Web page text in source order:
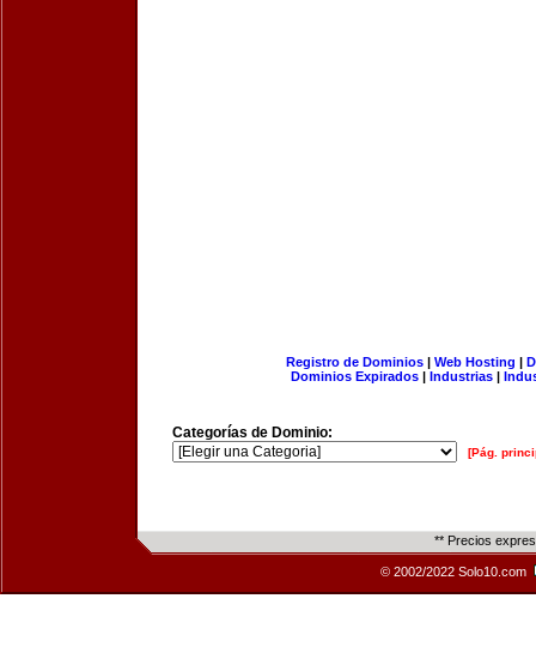
Registro de Dominios| Web Hosting |
Dominios Expirados | Industrias |
Categorías de Dominio:
[Pág.
** Precios
© 2002/2022 Solo10.com